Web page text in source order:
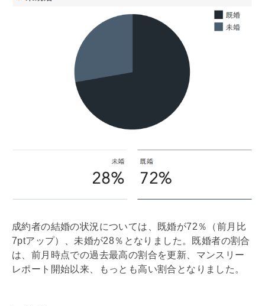
成約者の結婚の状況については、既婚が72％（前月比
7ptアップ）、未婚が28％となりました。既婚者の割合
は、前月時点での過去最高の割合を更新、マンスリー
レポート開始以来、もっとも高い割合となりました。